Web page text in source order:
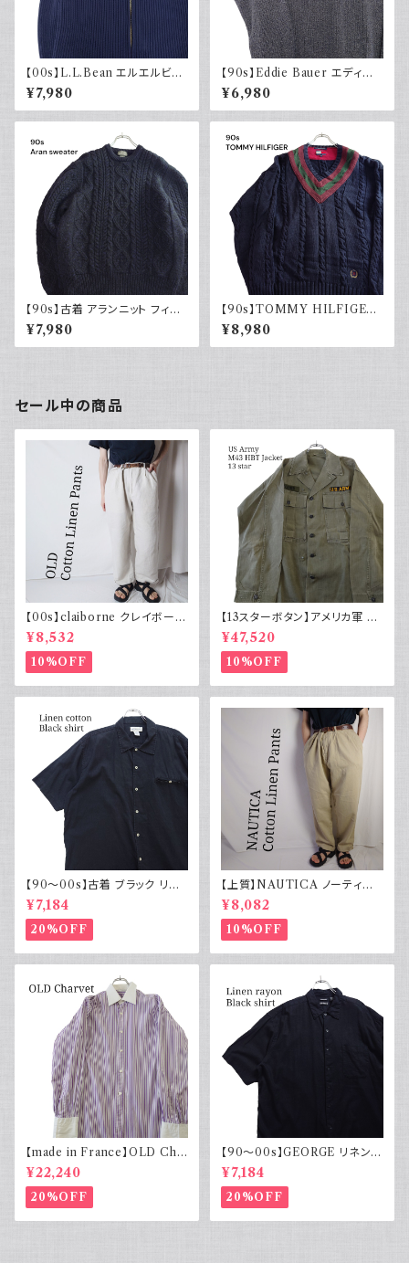
【00s】L.L.Bean エルエルビー
ン ドライバーズニット リブ編み
ネイビー セーター コットンニッ
ト 古着 アウトドア
¥7,980
【90s】Eddie Bauer エディー
バウアー コットンニット ハーフ
ジップ USA製 グレー 90年代
古着
¥6,980
【90s】古着 アランニット フィッ
シャマンセーター ブラックネイ
ビー 黒紺 ウール 90年代 ヴィ
ンテージ Vintage
¥7,980
【90s】TOMMY HILFIGER
トミーヒルフィガー オールドトミ
ー チルデンニット コットン セー
ター ネイビー 刺繍 90年代
¥8,980
セール中の商品
【00s】claiborne クレイボーン
リネンコットンパンツ ツータック
¥8,532
10%OFF
【13スターボタン】アメリカ軍 M
43 HBT ジャケット パッチ 軍物
実物
¥47,520
10%OFF
【90～00s】古着 ブラック リネ
ンコットンシャツ 黒 ボックスシ
ルエット
¥7,184
20%OFF
【上質】NAUTICA ノーティカ
コットンリネンパンツ ツータック
¥8,082
10%OFF
【made in France】OLD Cha
rvet ストライプ 切り替え 紫
¥22,240
20%OFF
【90～00s】GEORGE リネンレ
ーヨンシャツ 黒 ボックスシルエ
ット XL
¥7,184
20%OFF